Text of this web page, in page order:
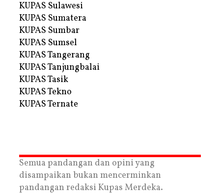
KUPAS Sulawesi
KUPAS Sumatera
KUPAS Sumbar
KUPAS Sumsel
KUPAS Tangerang
KUPAS Tanjungbalai
KUPAS Tasik
KUPAS Tekno
KUPAS Ternate
Semua pandangan dan opini yang
disampaikan bukan mencerminkan
pandangan redaksi Kupas Merdeka.